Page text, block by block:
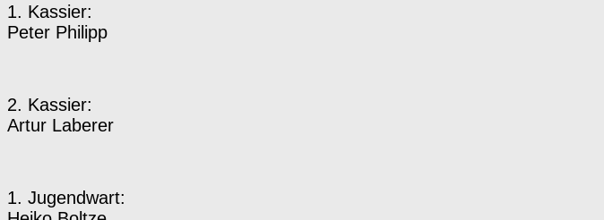
1. Kassier:
Peter Philipp
2. Kassier:
Artur Laberer
1. Jugendwart: